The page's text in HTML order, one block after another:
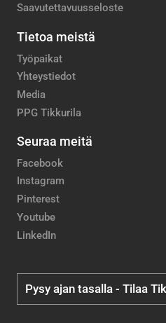
Saavutettavuusseloste
Tietoa meistä
Työpaikat
Yhteystiedot
Media
PPG Tikkurila
Seuraa meitä
Facebook
Instagram
Pinterest
Youtube
LinkedIn
Pysy ajan tasalla - Tilaa